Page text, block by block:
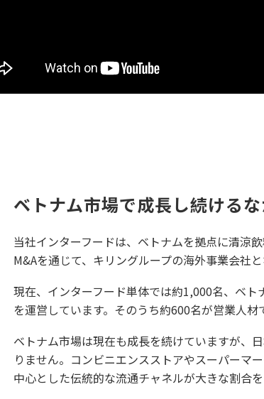
ベトナム市場で成長し続ける
当社インターフードは、ベトナムを拠点に清涼
M&Aを通じて、キリングループの海外事業会社と
現在、インターフード単体では約1,000名、ベ
を運営しています。そのうち約600名が営業人材
ベトナム市場は現在も成長を続けていますが、
りません。コンビニエンスストアやスーパーマ
中心とした伝統的な流通チャネルが大きな割合を